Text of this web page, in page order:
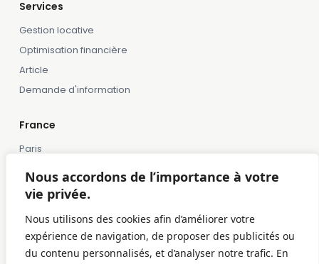
Nous accordons de l’importance à votre
vie privée.
Nous utilisons des cookies afin d’améliorer votre
expérience de navigation, de proposer des publicités ou
du contenu personnalisés, et d’analyser notre trafic. En
Services
Gestion locative
Optimisation financière
Article
Demande d'information
France
Paris
Lille
Bordeaux
Toulose